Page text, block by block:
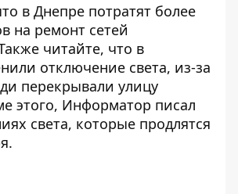
в Днепре потратят более
на ремонт сетей
читайте, что в
отключение света, из-за
перекрывали улицу
этого, Информатор писал
света, которые продлятся
.